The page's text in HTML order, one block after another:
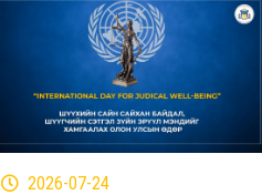
2026-07-24